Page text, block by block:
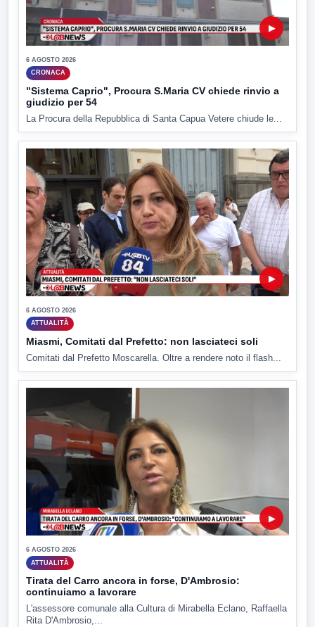
▶
6 AGOSTO 2026
CRONACA
"Sistema Caprio", Procura S.Maria CV chiede rinvio a
giudizio per 54
La Procura della Repubblica di Santa Capua Vetere chiude le...
▶
6 AGOSTO 2026
ATTUALITÀ
Miasmi, Comitati dal Prefetto: non lasciateci soli
Comitati dal Prefetto Moscarella. Oltre a rendere noto il flash...
▶
6 AGOSTO 2026
ATTUALITÀ
Tirata del Carro ancora in forse, D'Ambrosio:
continuiamo a lavorare
L'assessore comunale alla Cultura di Mirabella Eclano, Raffaella
Rita D'Ambrosio,...